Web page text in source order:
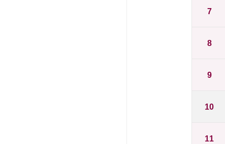
7
8
9
10
11